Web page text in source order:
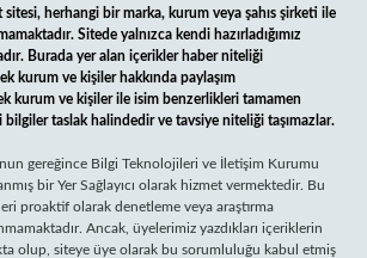
sitesi, herhangi bir marka, kurum veya şahıs şirketi ile
Sitede yalnızca kendi hazırladığımız
Burada yer alan içerikler haber niteliği
kurum ve kişiler hakkında paylaşım
kurum ve kişiler ile isim benzerlikleri tamamen
taslak halindedir ve tavsiye niteliği taşımazlar.
gereğince Bilgi Teknolojileri ve İletişim Kurumu
bir Yer Sağlayıcı olarak hizmet vermektedir. Bu
proaktif olarak denetleme veya araştırma
Ancak, üyelerimiz yazdıkları içeriklerin
olup, siteye üye olarak bu sorumluluğu kabul etmiş